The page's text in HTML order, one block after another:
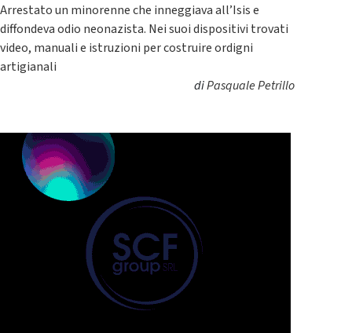
Arrestato un minorenne che inneggiava all’Isis e
diffondeva odio neonazista. Nei suoi dispositivi trovati
video, manuali e istruzioni per costruire ordigni
artigianali
diPasquale Petrillo